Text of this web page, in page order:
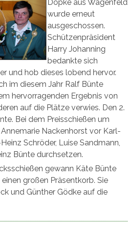
Döpke aus Wagenfeld
wurde erneut
ausgeschossen.
Schützenpräsident
Harry Johanning
bedankte sich
und hob dieses lobend hervor.
im diesem Jahr Ralf Bünte
hervorragenden Ergebnis von
auf die Plätze verwies. Den 2.
Bei dem Preisschießen um
Nackenhorst vor Karl-
Schröder, Luise Sandmann,
Bünte durchsetzen.
gewann Käte Bünte
großen Präsentkorb. Sie
und Günther Gödke auf die